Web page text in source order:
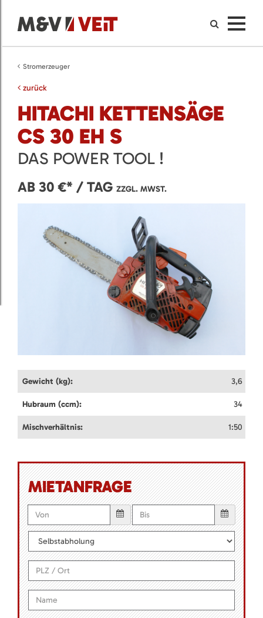
Stromerzeuger
zurück
HITACHI KETTENSÄGE
CS 30 EH S
DAS POWER TOOL !
AB 30 €* / TAG ZZGL. MWST.
Gewicht (kg): 3,6
Hubraum (ccm): 34
Mischverhältnis: 1:50
MIETANFRAGE